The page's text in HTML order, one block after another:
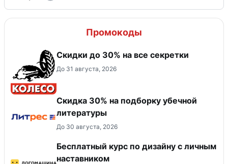
Промокоды
Скидки до 30% на все секретки
До 31 августа, 2026
Скидка 30% на подборку убечной
литературы
До 30 августа, 2026
Бесплатный курс по дизайну с личным
наставником